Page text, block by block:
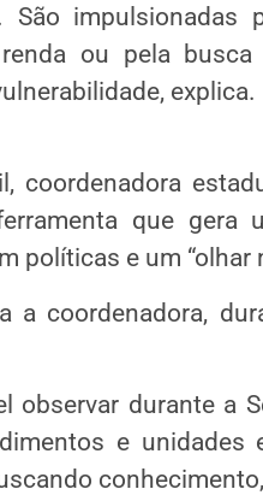
São
ou pela
explica.
coordenadora
que gera
políticas e um
a coordenadora,
observar durante a
e unidades